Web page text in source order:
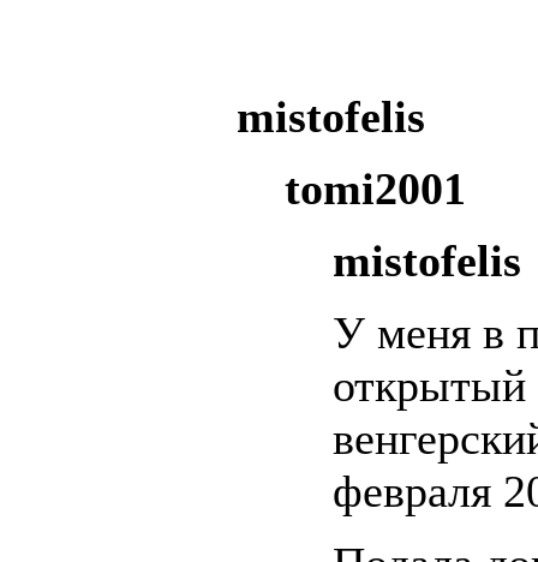
mistofelis
tomi2001
mistofelis
У меня в
открытый
февраля